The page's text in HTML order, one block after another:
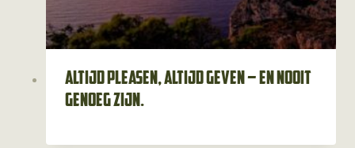
Altijd pleasen, altijd geven – en nooit
genoeg zijn.